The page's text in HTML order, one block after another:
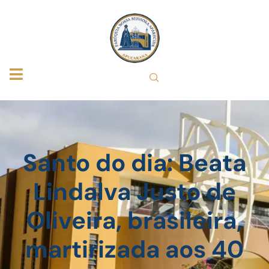
Santo do dia: Beata
Lindalva Justo de
Oliveira, brasileira,
martirizada aos 40